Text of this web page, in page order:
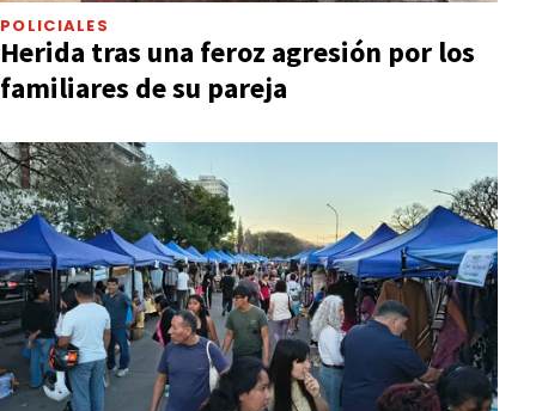
POLICIALES
Herida tras una feroz agresión por los
familiares de su pareja